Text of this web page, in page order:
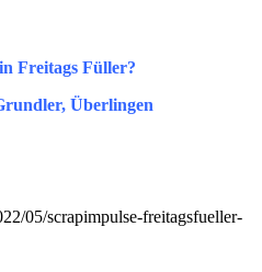
Freitags Füller?
Überlingen
05/scrapimpulse-freitagsfueller-